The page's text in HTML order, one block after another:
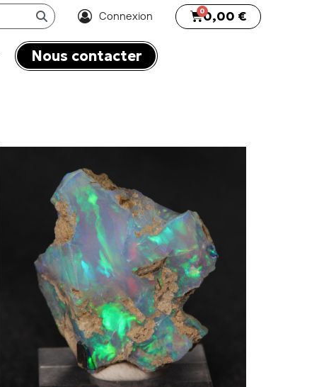
Connexion 0,00 €
Nous contacter